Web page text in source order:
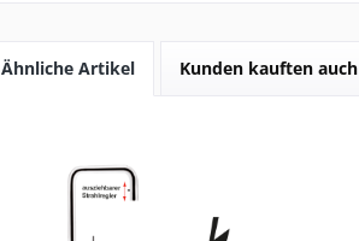
Ähnliche Artikel Kunden kauften auch